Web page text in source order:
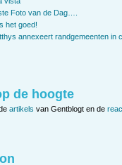
Foto van de Dag….
het goed!
annexeert randgemeenten in
de hoogte
artikels van Gentblogt en de